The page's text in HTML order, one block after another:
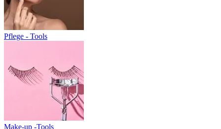
Pflege - Tools
Make-up -Tools